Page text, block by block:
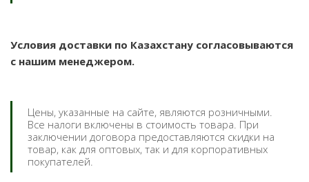
Условия доставки по Казахстану согласовываются
с нашим менеджером.
Цены, указанные на сайте, являются розничными.
Все налоги включены в стоимость товара. При
заключении договора предоставляются скидки на
товар, как для оптовых, так и для корпоративных
покупателей.